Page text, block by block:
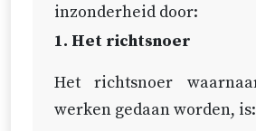
inzonderheid door:
1. Het richtsnoer
Het richtsnoer
werken gedaan worden, is: